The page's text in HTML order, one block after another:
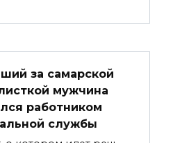
за самарской
мужчина
работником
службы